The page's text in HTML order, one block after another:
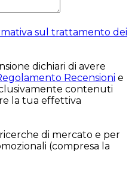
sul trattamento dei
dichiari di avere
Recensioni e
contenuti
la tua effettiva
di mercato e per
(compresa la